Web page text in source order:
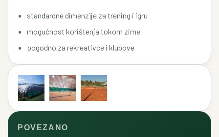
standardne dimenzije za trening i igru
mogućnost korištenja tokom zime
pogodno za rekreativce i klubove
POVEZANO